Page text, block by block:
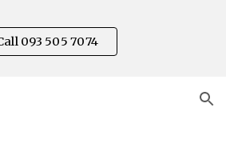
Skip to navigation
093 505 7074